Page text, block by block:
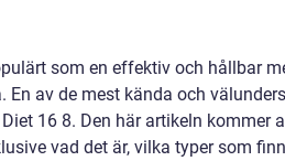
som en effektiv och hållbar
av de mest kända och
16 8. Den här artikeln kommer
vad det är, vilka typer som